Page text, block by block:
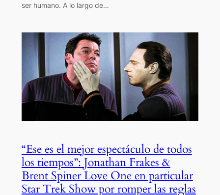
ser humano. A lo largo de…
“Ese es el mejor espectáculo de todos
los tiempos”: Jonathan Frakes &
Brent Spiner Love One en particular
Star Trek Show por romper las reglas